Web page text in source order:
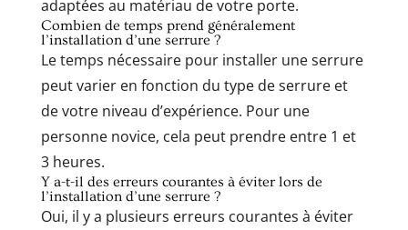
adaptées au matériau de votre porte.
Combien de temps prend généralement
l’installation d’une serrure ?
Le temps nécessaire pour installer une serrure
peut varier en fonction du type de serrure et
de votre niveau d’expérience. Pour une
personne novice, cela peut prendre entre 1 et
3 heures.
Y a-t-il des erreurs courantes à éviter lors de
l’installation d’une serrure ?
Oui, il y a plusieurs erreurs courantes à éviter